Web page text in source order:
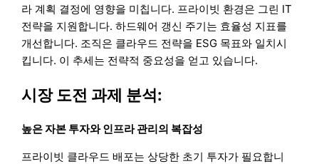
라 계획 결정에 영향을 미칩니다. 프라이빗 환경은 그린 IT
전략을 지원합니다. 하드웨어 갱신 주기는 효율성 지표를
개선합니다. 조직은 클라우드 전략을 ESG 목표와 일치시
킵니다. 이 추세는 전략적 중요성을 얻고 있습니다.
시장 도전 과제 분석:
높은 자본 투자와 인프라 관리의 복잡성
프라이빗 클라우드 배포는 상당한 초기 투자가 필요합니